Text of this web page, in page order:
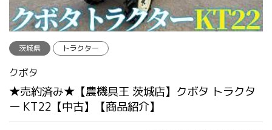
茨城県 トラクター
クボタ
★売約済み★【農機具王 茨城店】クボタ トラクタ
ー KT22【中古】【商品紹介】